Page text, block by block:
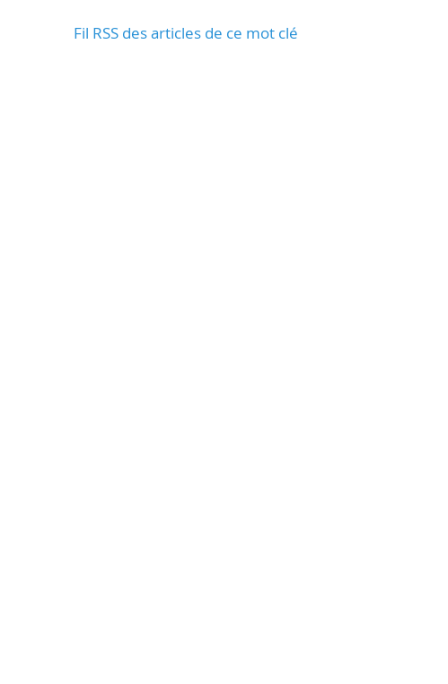
Fil RSS des articles de ce mot clé